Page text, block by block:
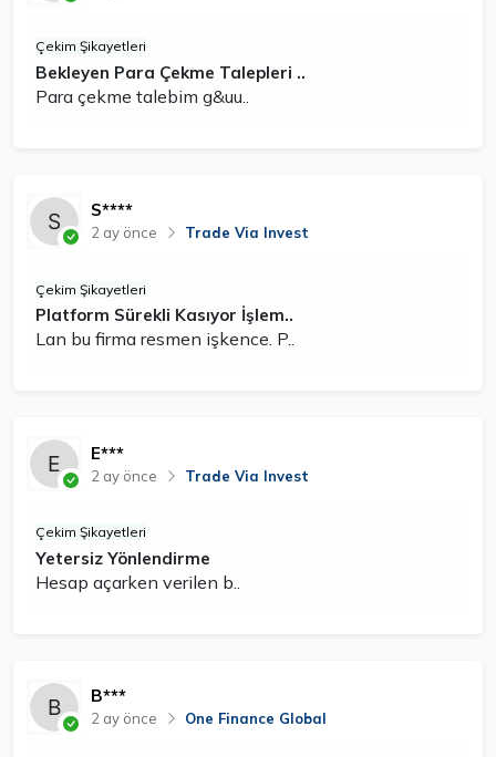
Çekim Şikayetleri
Bekleyen Para Çekme Talepleri ..
Para çekme talebim g&uu..
S****
2 ay önce Trade Via Invest
Çekim Şikayetleri
Platform Sürekli Kasıyor İşlem..
Lan bu firma resmen işkence. P..
E***
2 ay önce Trade Via Invest
Çekim Şikayetleri
Yetersiz Yönlendirme
Hesap açarken verilen b..
B***
2 ay önce One Finance Global